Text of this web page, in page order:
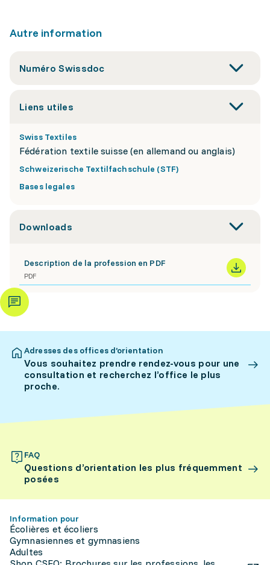
Autre information
Numéro Swissdoc
Liens utiles
Swiss Textiles
Fédération textile suisse (en allemand ou anglais)
Schweizerische Textilfachschule (STF)
Bases legales
Downloads
Description de la profession en PDF
PDF
Adresses des offices d’orientation
Vous souhaitez prendre rendez-vous pour une
consultation et recherchez l’office le plus
proche.
FAQ
Questions d’orientation les plus fréquemment
posées
Information pour
Écolières et écoliers
Gymnasiennes et gymnasiens
Adultes